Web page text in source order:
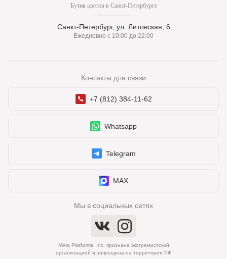
Бутик цветов в Санкт-Петербурге
Санкт-Петербург, ул. Литовская, 6
Ежедневно с 10:00 до 22:00
Контакты для связи
+7 (812) 384-11-62
Whatsapp
Telegram
MAX
Мы в социальных сетях
Meta Platforms, Inc. признана экстремистской
организацией и запрещена на территории РФ